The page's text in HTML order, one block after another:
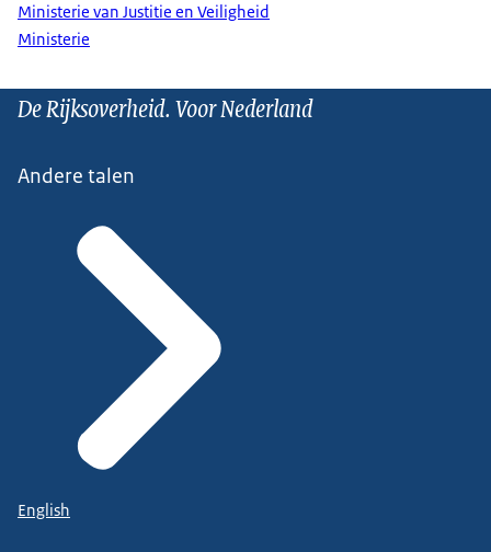
Ministerie van Justitie en Veiligheid
Ministerie
De Rijksoverheid. Voor Nederland
Andere talen
English